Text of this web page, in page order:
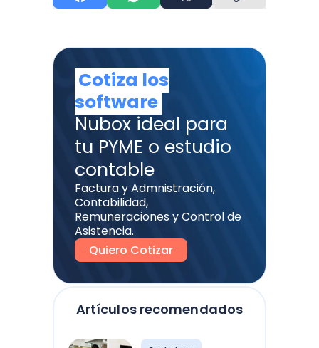
Artículos recomendados
Cotiza los
software
Nubox ideal para
tu PYME o estudio
contable
Factura y Admnistración,
Contabilidad,
Remuneraciones y Control de
Asistencia.
Quiero Cotizar